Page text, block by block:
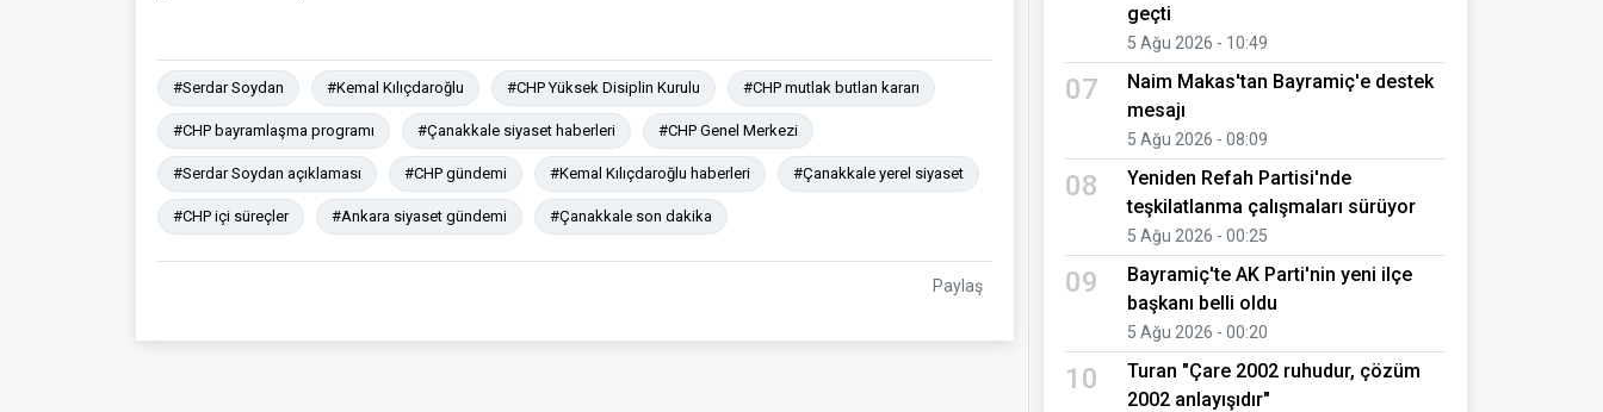
#Serdar Soydan #Kemal Kılıçdaroğlu #CHP Yüksek Disiplin Kurulu #CHP mutlak butlan kararı
#CHP bayramlaşma programı #Çanakkale siyaset haberleri #CHP Genel Merkezi
#Serdar Soydan açıklaması #CHP gündemi #Kemal Kılıçdaroğlu haberleri #Çanakkale yerel siyaset
#CHP içi süreçler #Ankara siyaset gündemi #Çanakkale son dakika
Paylaş
geçti
5 Ağu 2026 - 10:49
07
Naim Makas'tan Bayramiç'e destek
mesajı
5 Ağu 2026 - 08:09
08
Yeniden Refah Partisi'nde
teşkilatlanma çalışmaları sürüyor
5 Ağu 2026 - 00:25
09
Bayramiç'te AK Parti'nin yeni ilçe
başkanı belli oldu
5 Ağu 2026 - 00:20
10
Turan "Çare 2002 ruhudur, çözüm
2002 anlayışıdır"